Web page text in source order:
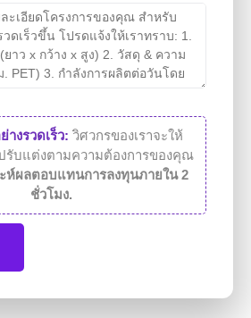
างรวดเร็ว: วิศวกรของเราจะให้
รับแต่งตามความต้องการของคุณ
ะห์ผลตอบแทนการลงทุนภายใน 2
ชั่วโมง.